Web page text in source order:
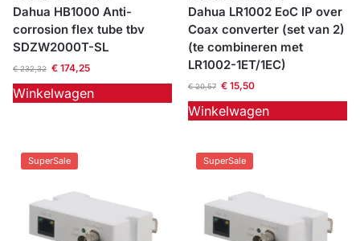
Dahua HB1000 Anti-
corrosion flex tube tbv
SDZW2000T-SL
€232,32 €174,25
Winkelwagen
Dahua LR1002 EoC IP over
Coax converter (set van 2)
(te combineren met
LR1002-1ET/1EC)
€20,57 €15,50
Winkelwagen
SuperSale SuperSale